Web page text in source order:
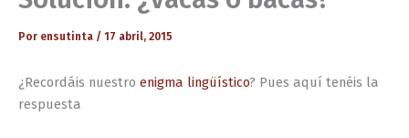
Por ensutinta / 17 abril, 2015
¿Recordáis nuestro enigma lingüístico? Pues aquí tenéis la
respuesta